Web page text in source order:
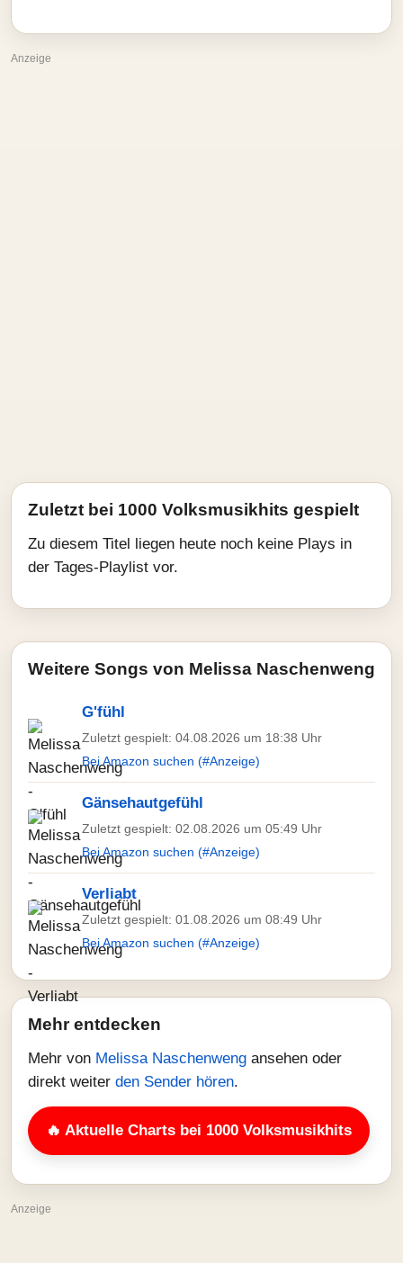
Anzeige
Zuletzt bei 1000 Volksmusikhits gespielt
Zu diesem Titel liegen heute noch keine Plays in
der Tages-Playlist vor.
Weitere Songs von Melissa Naschenweng
G'fühl
Zuletzt gespielt: 04.08.2026 um 18:38 Uhr
Bei Amazon suchen (#Anzeige)
Gänsehautgefühl
Zuletzt gespielt: 02.08.2026 um 05:49 Uhr
Bei Amazon suchen (#Anzeige)
Verliabt
Zuletzt gespielt: 01.08.2026 um 08:49 Uhr
Bei Amazon suchen (#Anzeige)
Mehr entdecken
Mehr von Melissa Naschenweng ansehen oder
direkt weiter den Sender hören.
🔥 Aktuelle Charts bei 1000 Volksmusikhits
Anzeige